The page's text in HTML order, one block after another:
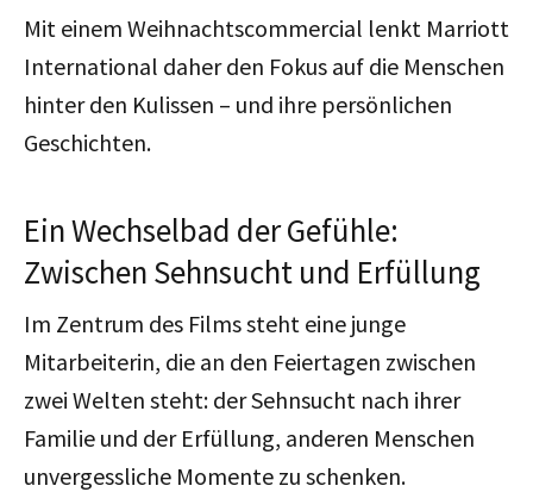
Mit einem Weihnachtscommercial lenkt Marriott
International daher den Fokus auf die Menschen
hinter den Kulissen – und ihre persönlichen
Geschichten.
Ein Wechselbad der Gefühle:
Zwischen Sehnsucht und Erfüllung
Im Zentrum des Films steht eine junge
Mitarbeiterin, die an den Feiertagen zwischen
zwei Welten steht: der Sehnsucht nach ihrer
Familie und der Erfüllung, anderen Menschen
unvergessliche Momente zu schenken.